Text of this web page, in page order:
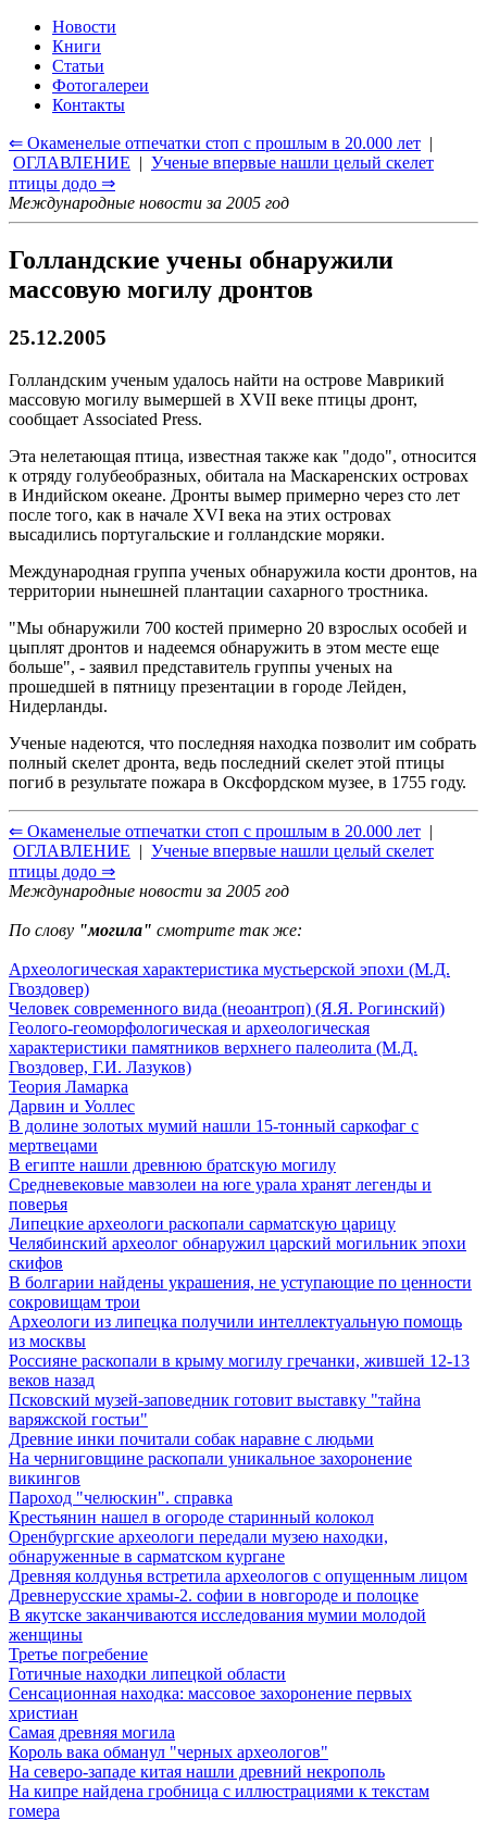
Новости
Книги
Статьи
Фотогалереи
Контакты
⇐ Окаменелые отпечатки стоп с прошлым в 20.000 лет |
ОГЛАВЛЕНИЕ | Ученые впервые нашли целый скелет
птицы додо ⇒
Международные новости за 2005 год
Голландские учены обнаружили
массовую могилу дронтов
25.12.2005
Голландским ученым удалось найти на острове Маврикий
массовую могилу вымершей в XVII веке птицы дронт,
сообщает Associated Press.
Эта нелетающая птица, известная также как "додо", относится
к отряду голубеобразных, обитала на Маскаренских островах
в Индийском океане. Дронты вымер примерно через сто лет
после того, как в начале XVI века на этих островах
высадились португальские и голландские моряки.
Международная группа ученых обнаружила кости дронтов, на
территории нынешней плантации сахарного тростника.
"Мы обнаружили 700 костей примерно 20 взрослых особей и
цыплят дронтов и надеемся обнаружить в этом месте еще
больше", - заявил представитель группы ученых на
прошедшей в пятницу презентации в городе Лейден,
Нидерланды.
Ученые надеются, что последняя находка позволит им собрать
полный скелет дронта, ведь последний скелет этой птицы
погиб в результате пожара в Оксфордском музее, в 1755 году.
⇐ Окаменелые отпечатки стоп с прошлым в 20.000 лет |
ОГЛАВЛЕНИЕ | Ученые впервые нашли целый скелет
птицы додо ⇒
Международные новости за 2005 год
По слову "могила" смотрите так же:
Археологическая характеристика мустьерской эпохи (М.Д.
Гвоздовер)
Человек современного вида (неоантроп) (Я.Я. Рогинский)
Геолого-геоморфологическая и археологическая
характеристики памятников верхнего палеолита (М.Д.
Гвоздовер, Г.И. Лазуков)
Теория Ламарка
Дарвин и Уоллес
В долине золотых мумий нашли 15-тонный саркофаг с
мертвецами
В египте нашли древнюю братскую могилу
Средневековые мавзолеи на юге урала хранят легенды и
поверья
Липецкие археологи раскопали сарматскую царицу
Челябинский археолог обнаружил царский могильник эпохи
скифов
В болгарии найдены украшения, не уступающие по ценности
сокровищам трои
Археологи из липецка получили интеллектуальную помощь
из москвы
Россияне раскопали в крыму могилу гречанки, жившей 12-13
веков назад
Псковский музей-заповедник готовит выставку "тайна
варяжской гостьи"
Древние инки почитали собак наравне с людьми
На черниговщине раскопали уникальное захоронение
викингов
Пароход "челюскин". справка
Крестьянин нашел в огороде старинный колокол
Оренбургские археологи передали музею находки,
обнаруженные в сарматском кургане
Древняя колдунья встретила археологов с опущенным лицом
Древнерусские храмы-2. софии в новгороде и полоцке
В якутске заканчиваются исследования мумии молодой
женщины
Третье погребение
Готичные находки липецкой области
Сенсационная находка: массовое захоронение первых
христиан
Самая древняя могила
Король вака обманул "черных археологов"
На северо-западе китая нашли древний некрополь
На кипре найдена гробница с иллюстрациями к текстам
гомера